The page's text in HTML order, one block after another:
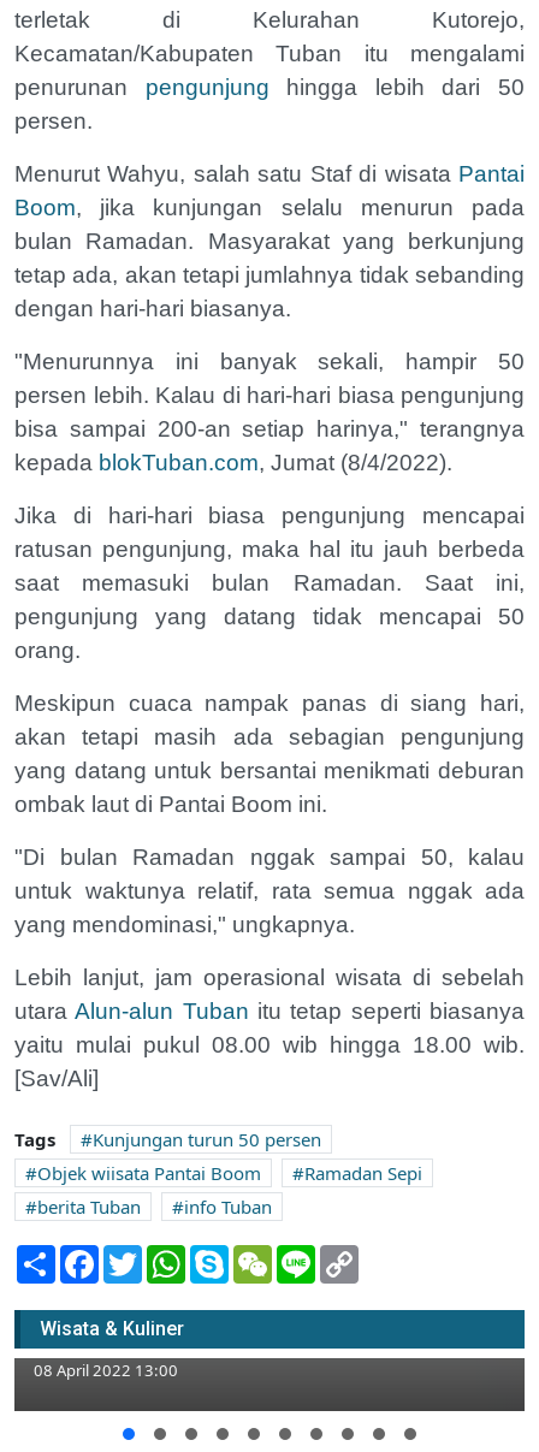
terletak di Kelurahan Kutorejo,
Kecamatan/Kabupaten Tuban itu mengalami
penurunan pengunjung hingga lebih dari 50
persen.
Menurut Wahyu, salah satu Staf di wisata Pantai
Boom, jika kunjungan selalu menurun pada
bulan Ramadan. Masyarakat yang berkunjung
tetap ada, akan tetapi jumlahnya tidak sebanding
dengan hari-hari biasanya.
"Menurunnya ini banyak sekali, hampir 50
persen lebih. Kalau di hari-hari biasa pengunjung
bisa sampai 200-an setiap harinya," terangnya
kepada blokTuban.com, Jumat (8/4/2022).
Jika di hari-hari biasa pengunjung mencapai
ratusan pengunjung, maka hal itu jauh berbeda
saat memasuki bulan Ramadan. Saat ini,
pengunjung yang datang tidak mencapai 50
orang.
Meskipun cuaca nampak panas di siang hari,
akan tetapi masih ada sebagian pengunjung
yang datang untuk bersantai menikmati deburan
ombak laut di Pantai Boom ini.
"Di bulan Ramadan nggak sampai 50, kalau
untuk waktunya relatif, rata semua nggak ada
yang mendominasi," ungkapnya.
Lebih lanjut, jam operasional wisata di sebelah
utaraAlun-alun Tuban itu tetap seperti biasanya
yaitu mulai pukul 08.00 wib hingga 18.00 wib.
[Sav/Ali]
Tags
Kunjungan turun 50 persen
Objek wiisata Pantai Boom
Ramadan Sepi
berita Tuban
info Tuban
Share Facebook
TwitterWhatsApp
SkypeWeChatLine
Wisata & Kuliner
Tabrak Truk Gandengan di Jalan Pantura
Tuban, Pengemudi Pick Up Asal Kediri
Meninggal
08 April 2022 13:00